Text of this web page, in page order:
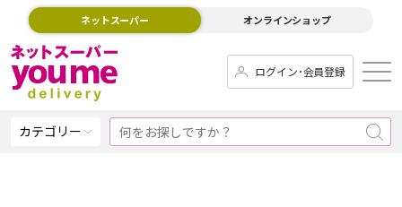
ネットスーパー オンラインショップ
ログイン･会員登録
カテゴリー